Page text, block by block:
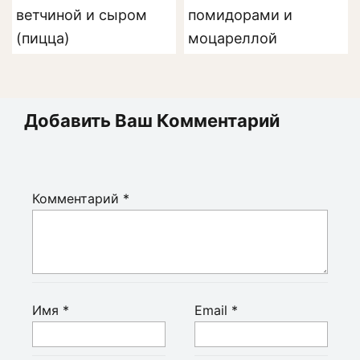
ветчиной и сыром
(пицца)
помидорами и
моцареллой
Добавить Ваш Комментарий
Комментарий *
Имя * Email *